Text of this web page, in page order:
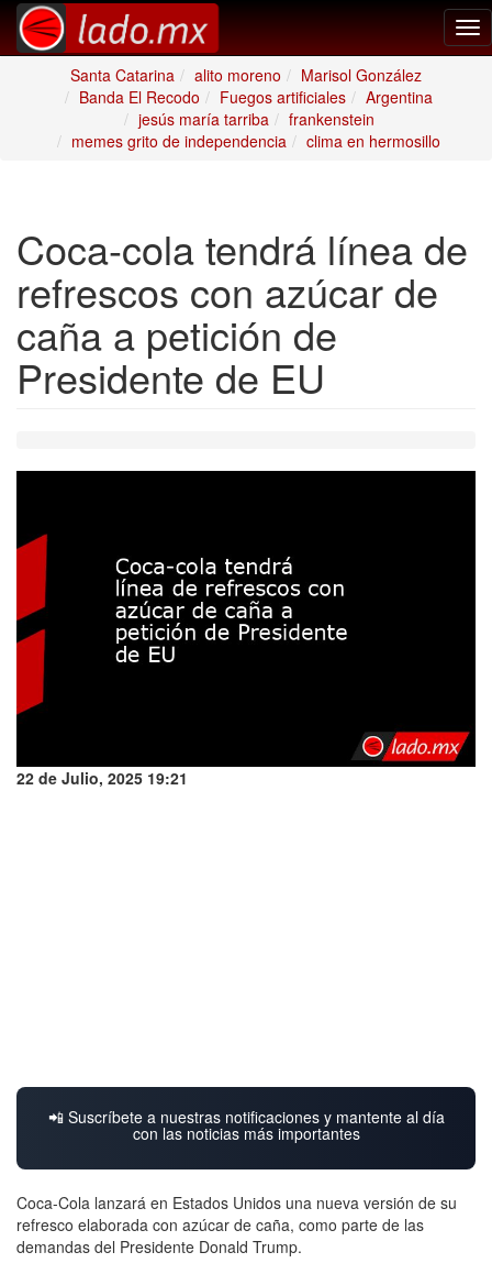
Santa Catarina
alito moreno
Marisol González
Banda El Recodo
Fuegos artificiales
Argentina
jesús maría tarriba
frankenstein
memes grito de independencia
clima en hermosillo
Coca-cola tendrá línea de
refrescos con azúcar de
caña a petición de
Presidente de EU
22 de Julio, 2025 19:21
📲 Suscríbete a nuestras notificaciones y mantente al día
con las noticias más importantes
Coca-Cola lanzará en Estados Unidos una nueva versión de su
refresco elaborada con azúcar de caña, como parte de las
demandas del Presidente Donald Trump.